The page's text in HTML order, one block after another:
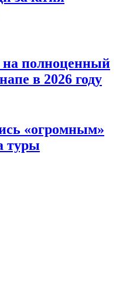
на полноценный
в 2026 году
«огромным»
туры